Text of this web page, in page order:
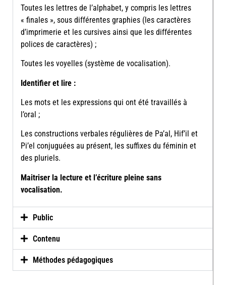
Toutes les lettres de l’alphabet, y compris les lettres
« finales », sous différentes graphies (les caractères
d’imprimerie et les cursives ainsi que les différentes
polices de caractères) ;
Toutes les voyelles (système de vocalisation).
Identifier et lire :
Les mots et les expressions qui ont été travaillés à
l’oral ;
Les constructions verbales régulières de Pa’al, Hif’il et
Pi’el conjuguées au présent, les suffixes du féminin et
des pluriels.
Maitriser la lecture et l’écriture pleine sans
vocalisation.
Public
Contenu
Méthodes pédagogiques